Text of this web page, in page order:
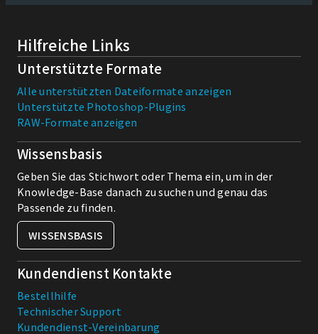
Hilfreiche Links
Unterstützte Formate
Alle unterstützten Dateiformate anzeigen
Unterstützte Photoshop-Plugins
RAW-Formate anzeigen
Wissensbasis
Geben Sie das Stichwort oder Thema ein, um in der
Knowledge-Base danach zu suchen und genau das
Passende zu finden.
WISSENSBASIS
Kundendienst Kontakte
Bestellhilfe
Technischer Support
Kundendienst-Vereinbarung